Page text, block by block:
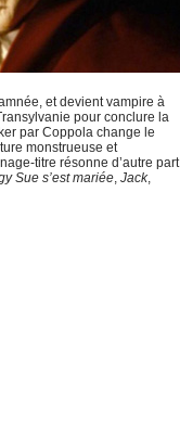
et devient vampire à
pour conclure la
par Coppola change le
monstrueuse et
titre résonne d’autre part
Sue s’est mariée, Jack,